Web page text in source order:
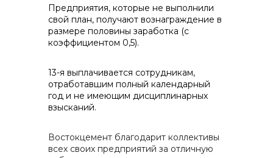
Предприятия, которые не выполнили
свой план, получают вознаграждение в
размере половины заработка (с
коэффициентом 0,5).
13-я выплачивается сотрудникам,
отработавшим полный календарный
год и не имеющим дисциплинарных
взысканий.
Востокцемент благодарит коллективы
всех своих предприятий за отличную